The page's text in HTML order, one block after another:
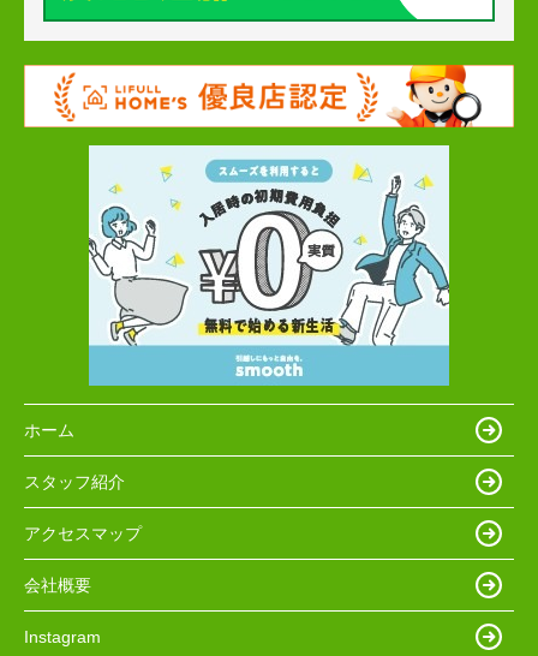
ホーム
スタッフ紹介
アクセスマップ
会社概要
Instagram